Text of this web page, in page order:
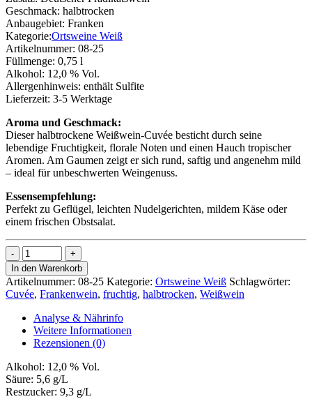
Geschmack: halbtrocken
Anbaugebiet: Franken
Kategorie:Ortsweine Weiß
Artikelnummer: 08-25
Füllmenge: 0,75 l
Alkohol: 12,0 % Vol.
Allergenhinweis: enthält Sulfite
Lieferzeit: 3-5 Werktage
Aroma und Geschmack:
Dieser halbtrockene Weißwein-Cuvée besticht durch seine
lebendige Fruchtigkeit, florale Noten und einen Hauch tropischer
Aromen. Am Gaumen zeigt er sich rund, saftig und angenehm mild
– ideal für unbeschwerten Weingenuss.
Essensempfehlung:
Perfekt zu Geflügel, leichten Nudelgerichten, mildem Käse oder
einem frischen Obstsalat.
Cuvée
248
Menge
In den Warenkorb
Artikelnummer: 08-25 Kategorie: Ortsweine Weiß Schlagwörter:
Cuvée, Frankenwein, fruchtig, halbtrocken, Weißwein
Analyse & Nährinfo
Weitere Informationen
Rezensionen (0)
Alkohol: 12,0 % Vol.
Säure: 5,6 g/L
Restzucker: 9,3 g/L